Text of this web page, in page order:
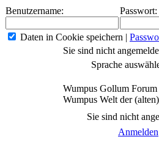
Benutzername: Passwort:
Daten in Cookie speichern |
Sie sind nicht
Sprache
Wumpus Gollum Forum
Wumpus Welt der
Sie sind nicht
Anmelden